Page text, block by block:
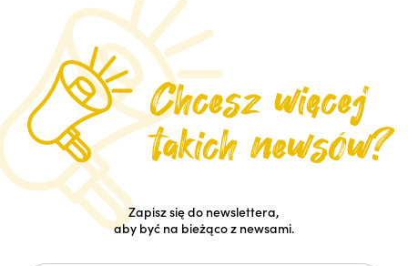
Zapisz się do newslettera,
aby być na bieżąco z newsami.